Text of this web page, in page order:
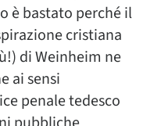
è bastato perché il
cristiana
di Weinheim ne
ai sensi
penale tedesco